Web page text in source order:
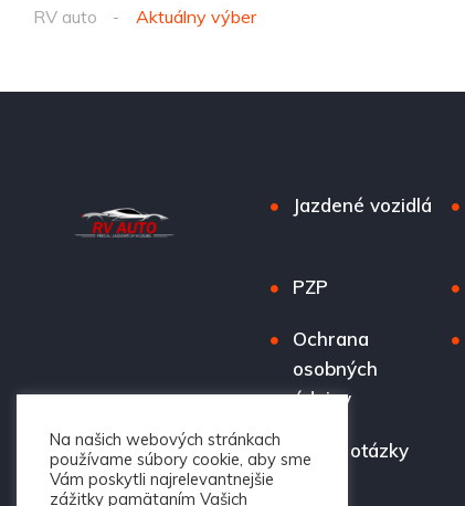
RV auto Aktuálny výber
Jazdené vozidlá
PZP
Ochrana
osobných
údajov
Časté otázky
Na našich webových stránkach
používame súbory cookie, aby sme
Vám poskytli najrelevantnejšie
zážitky pamätaním Vašich